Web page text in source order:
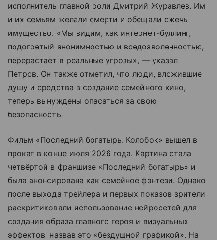
исполнитель главной роли Дмитрий Журавлев. Им
и их семьям желали смерти и обещали сжечь
имущество. «Мы видим, как интернет-буллинг,
подогретый анонимностью и вседозволенностью,
перерастает в реальные угрозы», — указал
Петров. Он также отметил, что люди, вложившие
душу и средства в создание семейного кино,
теперь вынуждены опасаться за свою
безопасность.
Фильм «Последний богатырь. Колобок» вышел в
прокат в конце июля 2026 года. Картина стала
четвёртой в франшизе «Последний богатырь» и
была анонсирована как семейное фэнтези. Однако
после выхода трейлера и первых показов зрители
раскритиковали использование нейросетей для
создания образа главного героя и визуальных
эффектов, назвав это «бездушной графикой». На